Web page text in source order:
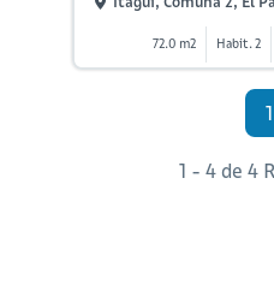
72.0 m2 Habit. 2
1
1 - 4 de 4